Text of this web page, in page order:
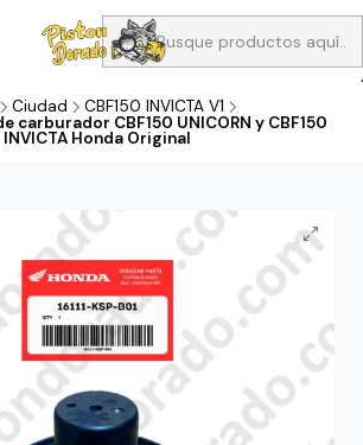
1 Aceites Full sintético o 1 Aceite semi
aire verde para la CB190R o CBF160M a 13
Ciudad
CBF150 INVICTA V1
carburador CBF150 UNICORN y CBF150
INVICTA Honda Original